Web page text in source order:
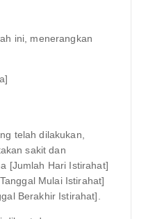
ini, menerangkan
telah dilakukan,
sakit dan
[Jumlah Hari Istirahat]
Mulai Istirahat]
Berakhir Istirahat].